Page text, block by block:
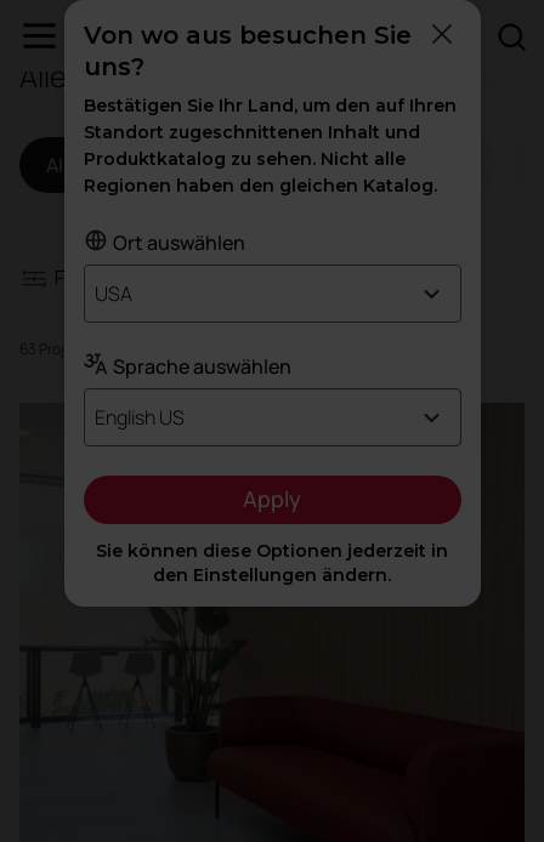
Alle Projekte
Alle Arbeitsbereiche Gastgewerbe
Filter
Filter
Arbeitsbereiche
Gastgewerbe
Gesundheitswesen
Besucherverkehr
63 Projekte
Von wo aus besuchen Sie
uns?
Bestätigen Sie Ihr Land, um den auf Ihren
Standort zugeschnittenen Inhalt und
Produktkatalog zu sehen. Nicht alle
Regionen haben den gleichen Katalog.
Ort auswählen
USA
Sprache auswählen
English US
Apply
Sie können diese Optionen jederzeit in
den Einstellungen ändern.